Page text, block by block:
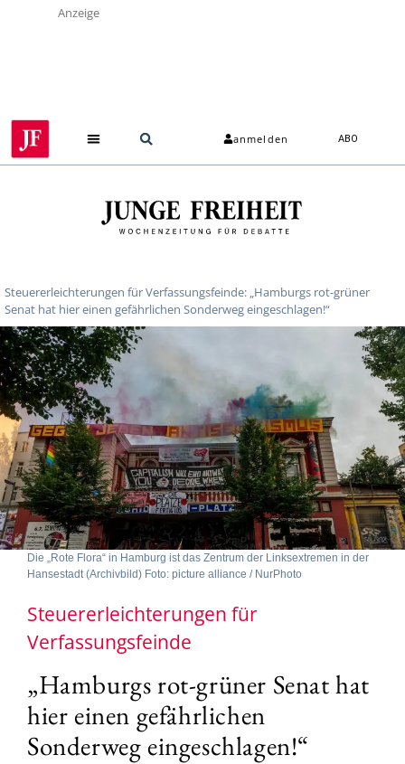
Anzeige
anmelden ABO
Steuererleichterungen für Verfassungsfeinde: „Hamburgs rot-grüner
Senat hat hier einen gefährlichen Sonderweg eingeschlagen!“
Die „Rote Flora“ in Hamburg ist das Zentrum der Linksextremen in der
Hansestadt (Archivbild) Foto: picture alliance / NurPhoto
Steuererleichterungen für
Verfassungsfeinde
„Hamburgs rot-grüner Senat hat
hier einen gefährlichen
Sonderweg eingeschlagen!“